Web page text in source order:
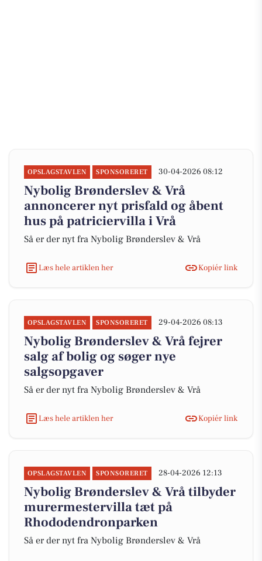
OPSLAGSTAVLEN SPONSORERET 30-04-2026 08:12
Nybolig Brønderslev & Vrå
annoncerer nyt prisfald og åbent
hus på patriciervilla i Vrå
Så er der nyt fra Nybolig Brønderslev & Vrå
Læs hele artiklen her Kopiér link
OPSLAGSTAVLEN SPONSORERET 29-04-2026 08:13
Nybolig Brønderslev & Vrå fejrer
salg af bolig og søger nye
salgsopgaver
Så er der nyt fra Nybolig Brønderslev & Vrå
Læs hele artiklen her Kopiér link
OPSLAGSTAVLEN SPONSORERET 28-04-2026 12:13
Nybolig Brønderslev & Vrå tilbyder
murermestervilla tæt på
Rhododendronparken
Så er der nyt fra Nybolig Brønderslev & Vrå